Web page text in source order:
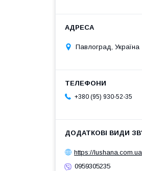
Павлоград, Україна
+380 (95) 930-52-35
https://lushana.com.ua
0959305235